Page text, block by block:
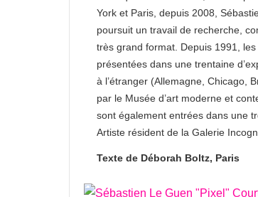
York et Paris, depuis 2008,
poursuit un travail de recherche,
très grand format. Depuis 1991,
présentées dans une trentaine
à l’étranger (Allemagne, Chicago,
par le Musée d’art moderne et
sont également entrées dans une
Artiste résident de la Galerie
Texte de Déborah Boltz, Paris